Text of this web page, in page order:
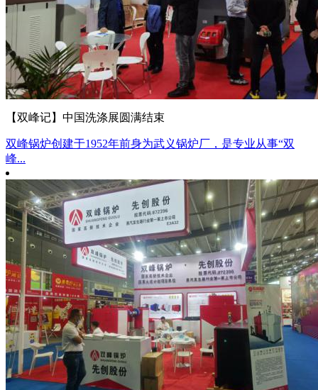
【双峰记】中国洗涤展圆满结束
双峰锅炉创建于1952年前身为武义锅炉厂，是专业从事“双
峰...